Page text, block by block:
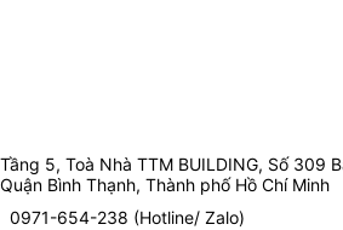
Tầng 5, Toà Nhà TTM BUILDING, Số 309
Quận Bình Thạnh, Thành phố Hồ Chí Minh
0971-654-238 (Hotline/ Zalo)